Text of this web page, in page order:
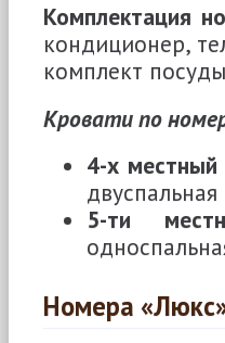
Комплектация
кондиционер,
комплект
Кровати по
4-х местный
5-ти
Номера